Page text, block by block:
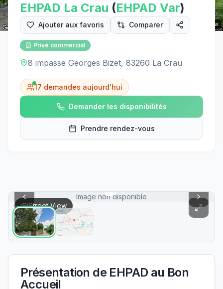
Street View
EHPAD La Crau (EHPAD Var)
Ajouter aux favoris Comparer
Privé commercial
8 impasse Georges Bizet, 83260 La Crau
17 demandes aujourd'hui
Demander les disponibilités
Prendre rendez-vous
Image non disponible
Street View
Présentation de EHPAD au Bon
Accueil